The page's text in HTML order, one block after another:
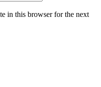
in this browser for the next